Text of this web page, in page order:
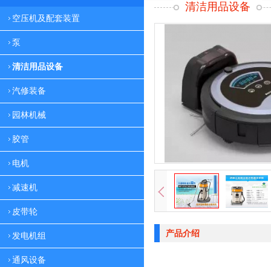
空压机及配套装置
泵
清洁用品设备
汽修装备
园林机械
胶管
电机
减速机
皮带轮
发电机组
通风设备
清洁用品设备
产品介绍